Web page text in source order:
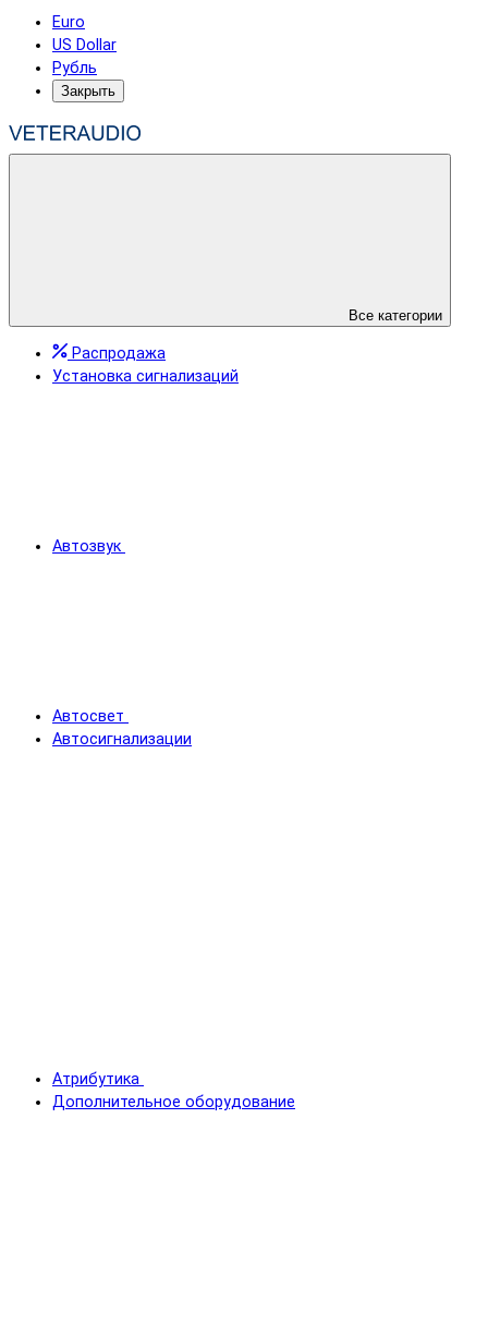
Euro
US Dollar
Рубль
Закрыть
Все категории
Распродажа
Установка сигнализаций
Автозвук
Автосвет
Автосигнализации
Атрибутика
Дополнительное оборудование